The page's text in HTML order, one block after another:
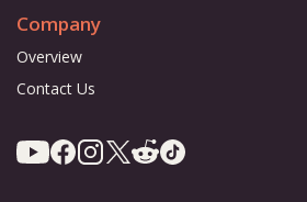
Company
Overview
Contact Us